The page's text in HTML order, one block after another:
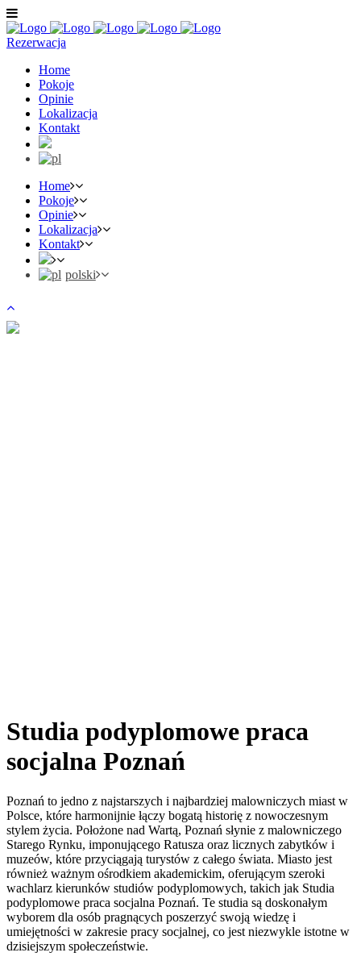
Rezerwacja
Home
Pokoje
Opinie
Lokalizacja
Kontakt
Home
Pokoje
Opinie
Lokalizacja
Kontakt
polski
Studia podyplomowe praca
socjalna Poznań
Poznań to jedno z najstarszych i najbardziej malowniczych miast w
Polsce, które harmonijnie łączy bogatą historię z nowoczesnym
stylem życia. Położone nad Wartą, Poznań słynie z malowniczego
Starego Rynku, imponującego Ratusza oraz licznych zabytków i
muzeów, które przyciągają turystów z całego świata. Miasto jest
również ważnym ośrodkiem akademickim, oferującym szeroki
wachlarz kierunków studiów podyplomowych, takich jak Studia
podyplomowe praca socjalna Poznań. Te studia są doskonałym
wyborem dla osób pragnących poszerzyć swoją wiedzę i
umiejętności w zakresie pracy socjalnej, co jest niezwykle istotne w
dzisiejszym społeczeństwie.